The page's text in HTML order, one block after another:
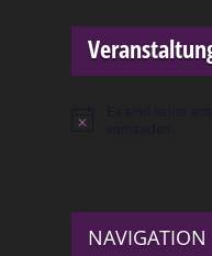
Hinweis
NAVIGATION